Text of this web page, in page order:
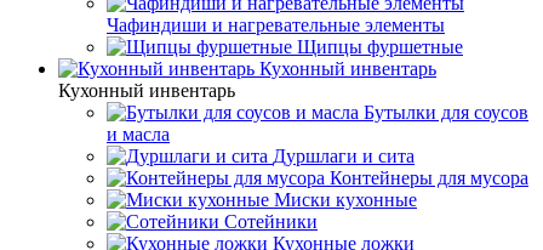
Чафиндиши и нагревательные элементы
Щипцы фуршетные
Кухонный инвентарь
Кухонный инвентарь
Бутылки для соусов
и масла
Дуршлаги и сита
Контейнеры для мусора
Миски кухонные
Сотейники
Кухонные ложки